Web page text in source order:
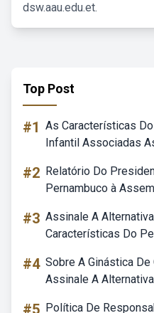
dsw.aau.edu.et.
Top Post
#1 As Características
Infantil Associadas
#2 Relatório Do
Pernambuco à
#3 Assinale A
Características Do
#4 Sobre A Ginástica
Assinale A
#5 Política De